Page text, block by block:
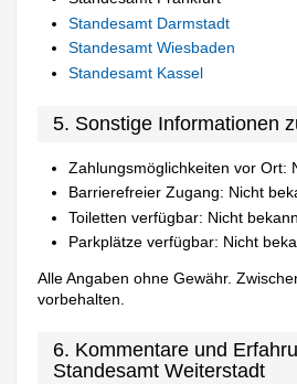
Standesamt Darmstadt
Standesamt Wiesbaden
Standesamt Kassel
5. Sonstige Informationen
Zahlungsmöglichkeiten vor Ort:
Barrierefreier Zugang: Nicht
Toiletten verfügbar: Nicht
Parkplätze verfügbar: Nicht
Alle Angaben ohne Gewähr.
vorbehalten.
6. Kommentare und
Standesamt Weiterstadt